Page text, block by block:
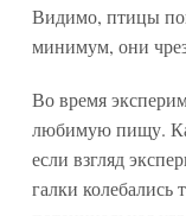
Видимо, птицы
минимум, они
Во время
любимую пищу.
если взгляд
галки колебались